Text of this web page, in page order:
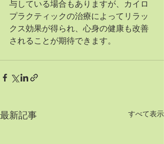
与している場合もありますが、カイロ
プラクティックの治療によってリラッ
クス効果が得られ、心身の健康も改善
されることが期待できます。
最新記事 すべて表示